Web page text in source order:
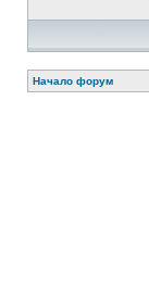
Начало форум